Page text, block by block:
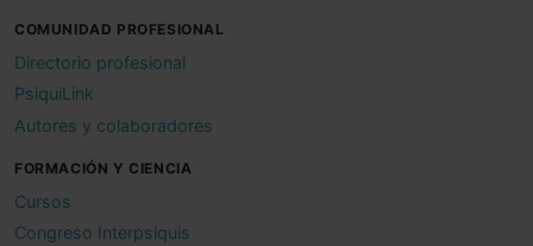
COMUNIDAD PROFESIONAL
Directorio profesional
PsiquiLink
Autores y colaboradores
FORMACIÓN Y CIENCIA
Cursos
Congreso Interpsiquis